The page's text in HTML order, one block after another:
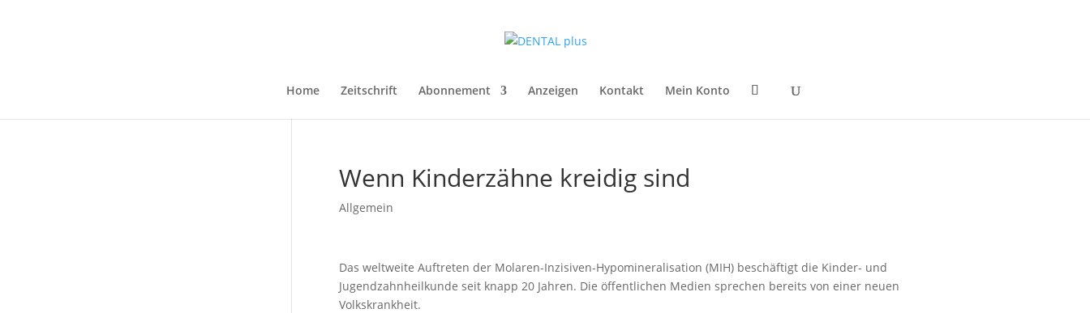
Home Zeitschrift Abonnement Anzeigen Kontakt Mein Konto
Wenn Kinderzähne kreidig sind
Allgemein
Das weltweite Auftreten der Molaren-Inzisiven-Hypomineralisation (MIH) beschäftigt die Kinder- und
Jugendzahnheilkunde seit knapp 20 Jahren. Die öffentlichen Medien sprechen bereits von einer neuen
Volkskrankheit.